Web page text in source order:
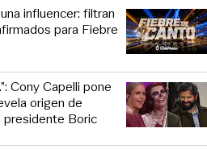
influencer: filtran
para Fiebre
Cony Capelli pone
origen de
presidente Boric